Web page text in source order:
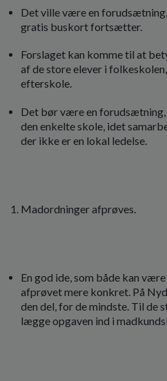
Det ville være en
gratis buskort fortsætter.
Forslaget kan komme til at
af de store elever i
efterskole.
Det bør være en forudsætning,
den enkelte skole, idet
der ikke er en lokal ledelse.
Madordninger afprøves.
En god ide, som både kan
afprøvet mere konkret. På
den del, for de mindste. Til de
lægge opgaven ind i